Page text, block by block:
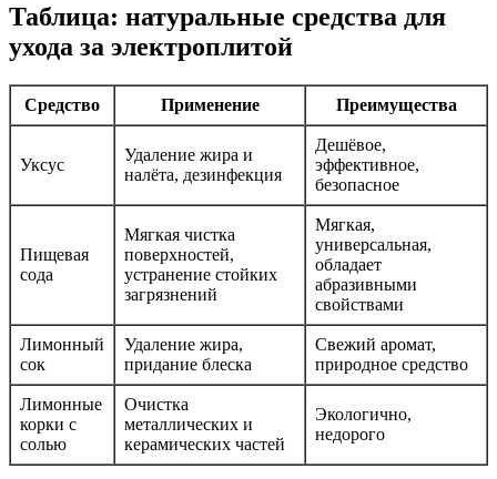
Таблица: натуральные средства для
ухода за электроплитой
Средство Применение Преимущества
Уксус
Удаление жира и
налёта, дезинфекция
Дешёвое,
эффективное,
безопасное
Пищевая
сода
Мягкая чистка
поверхностей,
устранение стойких
загрязнений
Мягкая,
универсальная,
обладает
абразивными
свойствами
Лимонный
сок
Удаление жира,
придание блеска
Свежий аромат,
природное средство
Лимонные
корки с
солью
Очистка
металлических и
керамических частей
Экологично,
недорого